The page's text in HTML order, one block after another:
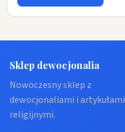
Sklep dewocjonalia
Nowoczesny sklep z
dewocjonaliami i artykułami
religijnymi.